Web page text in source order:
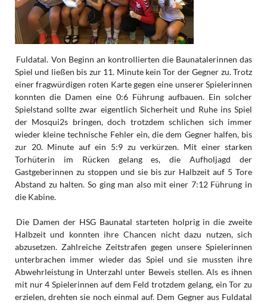
Fuldatal. Von Beginn an kontrollierten die Baunatalerinnen das
Spiel und ließen bis zur 11. Minute kein Tor der Gegner zu. Trotz
einer fragwürdigen roten Karte gegen eine unserer Spielerinnen
konnten die Damen eine 0:6 Führung aufbauen. Ein solcher
Spielstand sollte zwar eigentlich Sicherheit und Ruhe ins Spiel
der Mosqui2s bringen, doch trotzdem schlichen sich immer
wieder kleine technische Fehler ein, die dem Gegner halfen, bis
zur 20. Minute auf ein 5:9 zu verkürzen. Mit einer starken
Torhüterin im Rücken gelang es, die Aufholjagd der
Gastgeberinnen zu stoppen und sie bis zur Halbzeit auf 5 Tore
Abstand zu halten. So ging man also mit einer 7:12 Führung in
die Kabine.
Die Damen der HSG Baunatal starteten holprig in die zweite
Halbzeit und konnten ihre Chancen nicht dazu nutzen, sich
abzusetzen. Zahlreiche Zeitstrafen gegen unsere Spielerinnen
unterbrachen immer wieder das Spiel und sie mussten ihre
Abwehrleistung in Unterzahl unter Beweis stellen. Als es ihnen
mit nur 4 Spielerinnen auf dem Feld trotzdem gelang, ein Tor zu
erzielen, drehten sie noch einmal auf. Dem Gegner aus Fuldatal